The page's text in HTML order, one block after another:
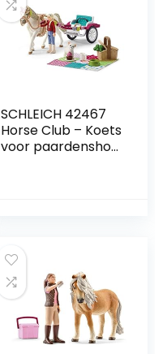
SCHLEICH 42467
Horse Club – Koets
voor paardenshow